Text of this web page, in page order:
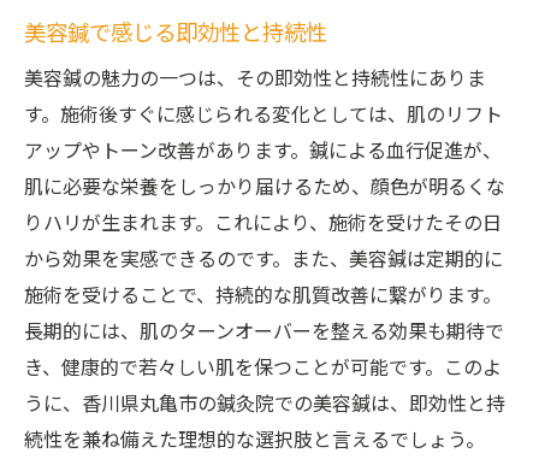
丸亀市の鍼灸院での肌トラブル改善実績
鍼灸院で体感する肌のハリとツヤ
美容鍼と他の美容法との違い
美容鍼で健康的で若々しい肌を手に入れる香川
県丸亀市の鍼灸院
美容鍼がもたらす健康的な肌の要因
若々しい肌を維持するための美容鍼
香川県丸亀市の鍼灸院での施術効果
心身共にリフレッシュできる理由
美容鍼と日常ケアの併用で得られる結果
美容鍼で感じる即効性と持続性
美容鍼の魅力の一つは、その即効性と持続性にありま
す。施術後すぐに感じられる変化としては、肌のリフト
アップやトーン改善があります。鍼による血行促進が、
肌に必要な栄養をしっかり届けるため、顔色が明るくな
りハリが生まれます。これにより、施術を受けたその日
から効果を実感できるのです。また、美容鍼は定期的に
施術を受けることで、持続的な肌質改善に繋がります。
長期的には、肌のターンオーバーを整える効果も期待で
き、健康的で若々しい肌を保つことが可能です。このよ
うに、香川県丸亀市の鍼灸院での美容鍼は、即効性と持
続性を兼ね備えた理想的な選択肢と言えるでしょう。